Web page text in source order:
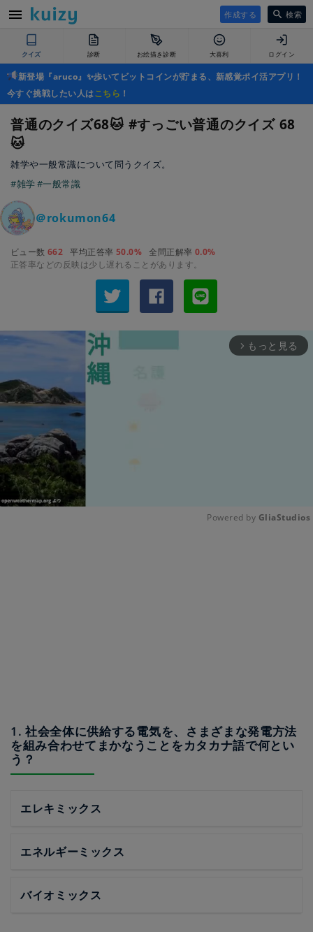
作成する 検索
クイズ 診断 お絵描き診断 大喜利 ログイン
新登場『aruco』✨歩いてビットコインが貯まる、新感覚ポイ活アプリ！
今すぐ挑戦したい人はこちら ！
普通のクイズ68🐱 #すっごい普通のクイズ 68
🐱
雑学や一般常識について問うクイズ。
#雑学#一般常識
＠rokumon64
ビュー数 662 平均正答率 50.0% 全問正解率 0.0%
正答率などの反映は少し遅れることがあります。
arrow_forward_ios もっと見る
Powered by GliaStudios
1. 社会全体に供給する電気を、さまざまな発電方法
を組み合わせてまかなうことをカタカナ語で何とい
う？
エレキミックス
エネルギーミックス
バイオミックス